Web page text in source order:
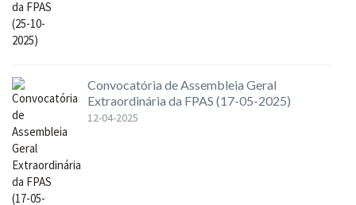
Convocatória de Assembleia Geral
Extraordinária da FPAS (17-05-2025)
12-04-2025